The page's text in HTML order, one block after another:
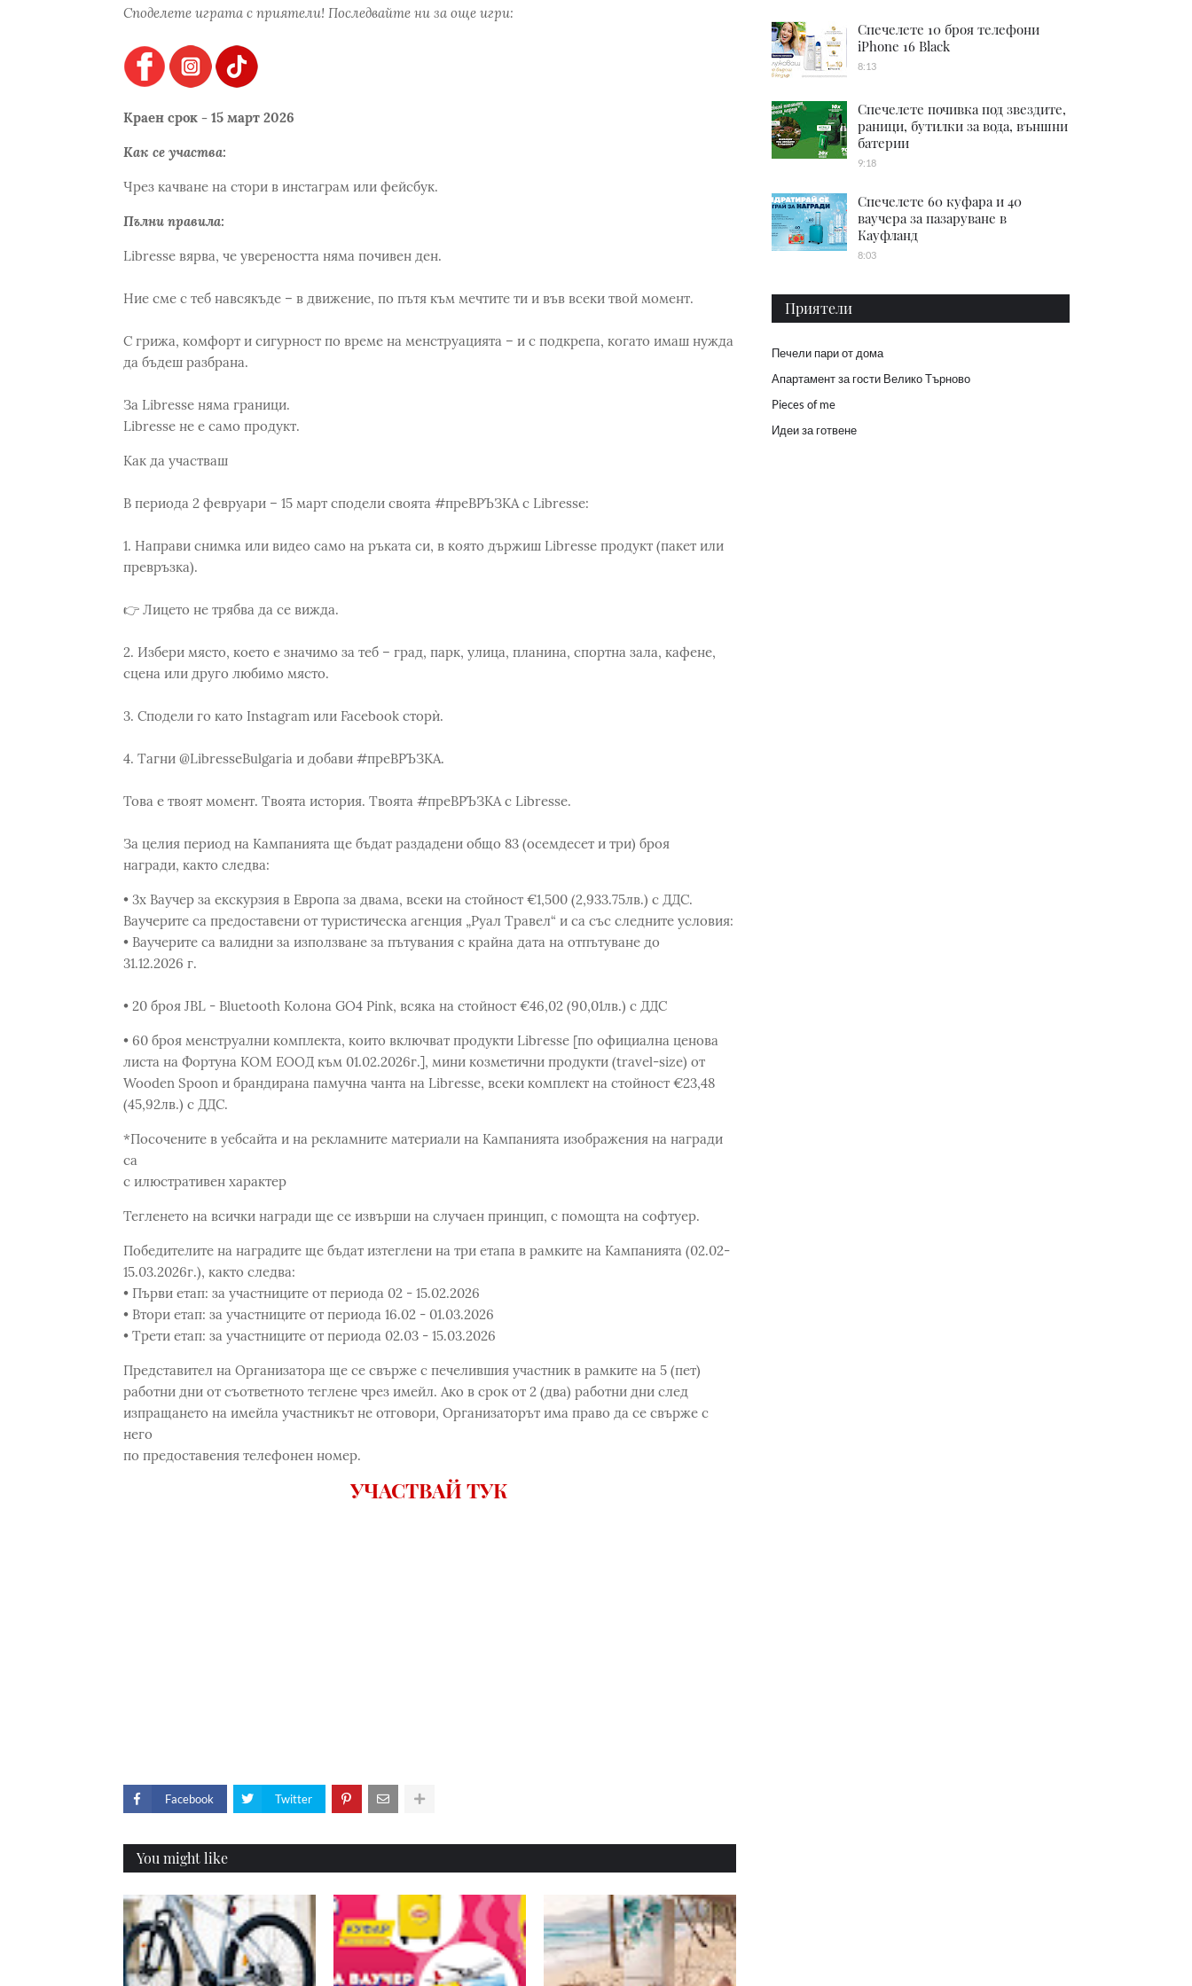
Споделете играта с приятели! Последвайте ни за още игри:
Краен срок - 15 март 2026
Как се участва:
Чрез качване на стори в инстаграм или фейсбук.
Пълни правила:
Libresse вярва, че увереността няма почивен ден.
Ние сме с теб навсякъде – в движение, по пътя към мечтите ти и във всеки твой момент.
С грижа, комфорт и сигурност по време на менструацията – и с подкрепа, когато имаш нужда
да бъдеш разбрана.
За Libresse няма граници.
Libresse не е само продукт.
Как да участваш
В периода 2 февруари – 15 март сподели своята #преВРЪЗКА с Libresse:
1. Направи снимка или видео само на ръката си, в която държиш Libresse продукт (пакет или
превръзка).
👉 Лицето не трябва да се вижда.
2. Избери място, което е значимо за теб – град, парк, улица, планина, спортна зала, кафене,
сцена или друго любимо място.
3. Сподели го като Instagram или Facebook сторѝ.
4. Тагни @LibresseBulgaria и добави #преВРЪЗКА.
Това е твоят момент. Твоята история. Твоята #преВРЪЗКА с Libresse.
За целия период на Кампанията ще бъдат раздадени общо 83 (осемдесет и три) броя
награди, както следва:
• 3x Ваучер за екскурзия в Европа за двама, всеки на стойност €1,500 (2,933.75лв.) с ДДС.
Ваучерите са предоставени от туристическа агенция „Руал Травел“ и са със следните условия:
• Ваучерите са валидни за използване за пътувания с крайна дата на отпътуване до
31.12.2026 г.
• 20 броя JBL - Bluetooth Колона GO4 Pink, всяка на стойност €46,02 (90,01лв.) с ДДС
• 60 броя менструални комплекта, които включват продукти Libresse [по официална ценова
листа на Фортуна КОМ ЕООД към 01.02.2026г.], мини козметични продукти (travel-size) от
Wooden Spoon и брандирана памучна чанта на Libresse, всеки комплект на стойност €23,48
(45,92лв.) с ДДС.
*Посочените в уебсайта и на рекламните материали на Кампанията изображения на награди
са
с илюстративен характер
Тегленето на всички награди ще се извърши на случаен принцип, с помощта на софтуер.
Победителите на наградите ще бъдат изтеглени на три етапа в рамките на Кампанията (02.02-
15.03.2026г.), както следва:
• Първи етап: за участниците от периода 02 - 15.02.2026
• Втори етап: за участниците от периода 16.02 - 01.03.2026
• Трети етап: за участниците от периода 02.03 - 15.03.2026
Представител на Организатора ще се свърже с печелившия участник в рамките на 5 (пет)
работни дни от съответното теглене чрез имейл. Ако в срок от 2 (два) работни дни след
изпращането на имейла участникът не отговори, Организаторът има право да се свърже с
него
по предоставения телефонен номер.
УЧАСТВАЙ ТУК
Facebook Twitter
You might like
Спечелете 10 броя телефони
iPhone 16 Black
8:13
Спечелете почивка под звездите,
раници, бутилки за вода, външни
батерии
9:18
Спечелете 60 куфара и 40
ваучера за пазаруване в
Кауфланд
8:03
Приятели
Печели пари от дома
Апартамент за гости Велико Търново
Pieces of me
Идеи за готвене